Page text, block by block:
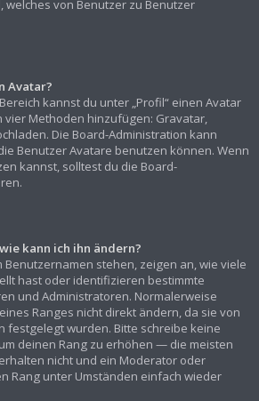
welches von Benutzer zu Benutzer
Avatar?
kannst du unter „Profil“ einen Avatar
Methoden hinzufügen: Gravatar,
Die Board-Administration kann
Benutzer Avatare benutzen können. Wenn
kannst, solltest du die Board-
kann ich ihn ändern?
Benutzernamen stehen, zeigen an, wie viele
hast oder identifizieren bestimmte
und Administratoren. Normalerweise
Ranges nicht direkt ändern, da sie von
festgelegt wurden. Bitte schreibe keine
deinen Rang zu erhöhen — die meisten
nicht und ein Moderator oder
Rang unter Umständen einfach wieder